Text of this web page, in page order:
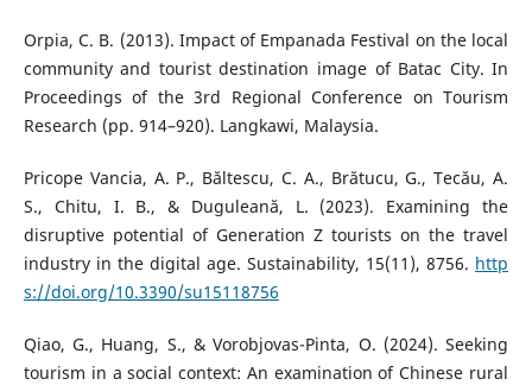
Orpia, C. B. (2013). Impact of Empanada Festival on the local
community and tourist destination image of Batac City. In
Proceedings of the 3rd Regional Conference on Tourism
Research (pp. 914–920). Langkawi, Malaysia.
Pricope Vancia, A. P., Băltescu, C. A., Brătucu, G., Tecău, A.
S., Chitu, I. B., & Duguleană, L. (2023). Examining the
disruptive potential of Generation Z tourists on the travel
industry in the digital age. Sustainability, 15(11), 8756. http
s://doi.org/10.3390/su15118756
Qiao, G., Huang, S., & Vorobjovas-Pinta, O. (2024). Seeking
tourism in a social context: An examination of Chinese rural